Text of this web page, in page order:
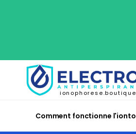
ionophorese.boutique
Comment fonctionne